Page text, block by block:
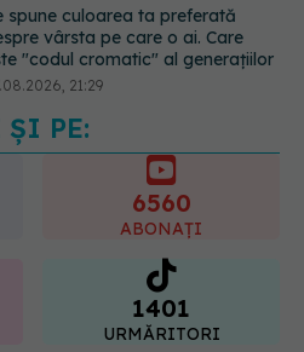
de sânge AST (SGOT): ce
rezultatele și când sunt un
de alarmă
ȘI PE:
1401
URMĂRITORI